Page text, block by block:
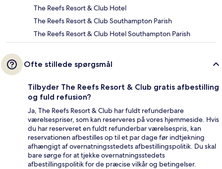
The Reefs Resort & Club Hotel
The Reefs Resort & Club Southampton Parish
The Reefs Resort & Club Hotel Southampton Parish
Ofte stillede spørgsmål
Tilbyder The Reefs Resort & Club gratis afbestilling
og fuld refusion?
Ja, The Reefs Resort & Club har fuldt refunderbare
værelsespriser, som kan reserveres på vores hjemmeside. Hvis
du har reserveret en fuldt refunderbar værelsespris, kan
reservationen afbestilles op til et par dage før indtjekning
afhængigt af overnatningsstedets afbestillingspolitik. Du skal
bare sørge for at tjekke overnatningsstedets
afbestillingspolitik for de præcise vilkår og betingelser.